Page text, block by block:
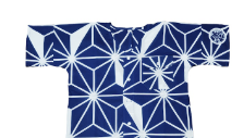
ちシャツ 焼津